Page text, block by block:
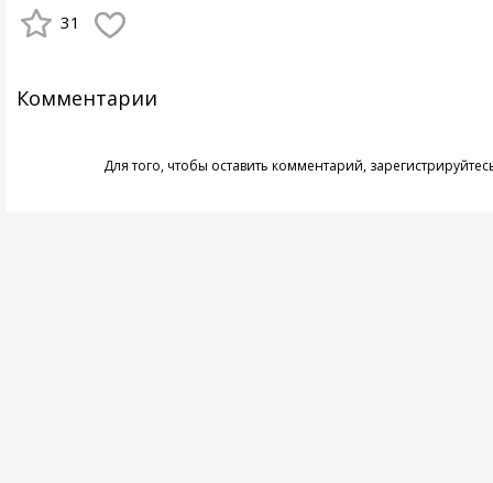
31
Комментарии
Для того, чтобы оставить комментарий,